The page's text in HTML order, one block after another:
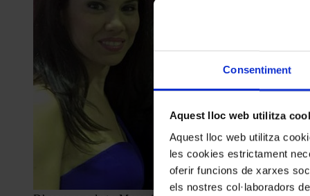
Consentiment
Aquest lloc web utilitza
Aquest lloc web utilitza
les cookies estrictament
oferir funcions de xarxes
els nostres col·laboradors